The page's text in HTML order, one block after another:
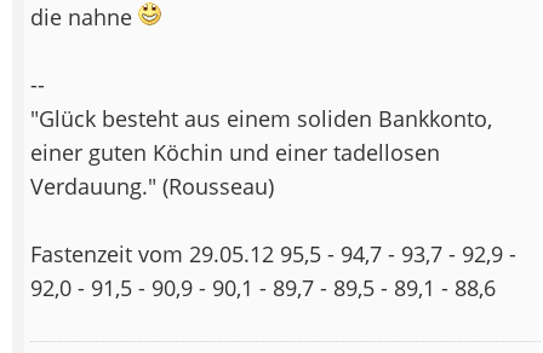
die nahne
--
"Glück besteht aus einem soliden Bankkonto,
einer guten Köchin und einer tadellosen
Verdauung." (Rousseau)
Fastenzeit vom 29.05.12 95,5 - 94,7 - 93,7 - 92,9 -
92,0 - 91,5 - 90,9 - 90,1 - 89,7 - 89,5 - 89,1 - 88,6